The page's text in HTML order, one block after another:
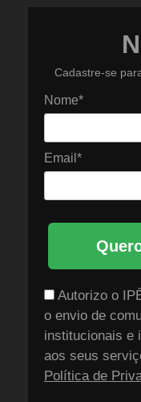
Cadastre-se
Nome*
Email*
Autorizo o
o envio de
institucionais e
aos seus
Política de